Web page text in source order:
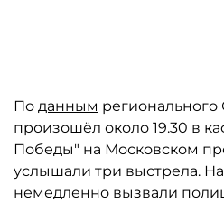
По данным
произошёл около 19.30 в
Победы" на Московском
услышали три выстрела.
немедленно вызвали